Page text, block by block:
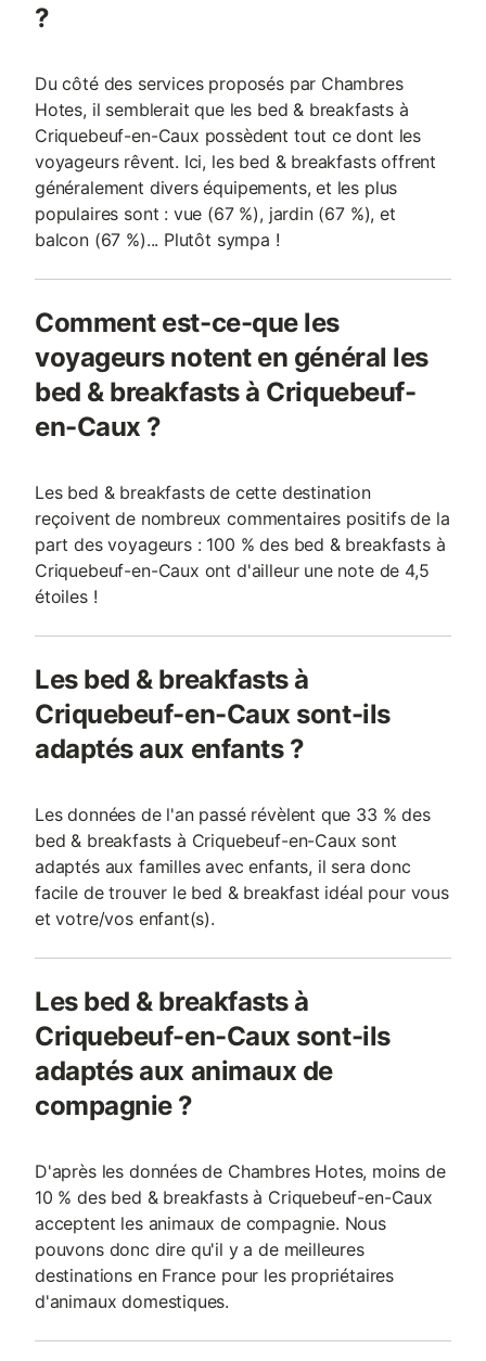
?
Du côté des services proposés par Chambres
Hotes, il semblerait que les bed & breakfasts à
Criquebeuf-en-Caux possèdent tout ce dont les
voyageurs rêvent. Ici, les bed & breakfasts offrent
généralement divers équipements, et les plus
populaires sont : vue (67 %), jardin (67 %), et
balcon (67 %)... Plutôt sympa !
Comment est-ce-que les
voyageurs notent en général les
bed & breakfasts à Criquebeuf-
en-Caux ?
Les bed & breakfasts de cette destination
reçoivent de nombreux commentaires positifs de la
part des voyageurs : 100 % des bed & breakfasts à
Criquebeuf-en-Caux ont d'ailleur une note de 4,5
étoiles !
Les bed & breakfasts à
Criquebeuf-en-Caux sont-ils
adaptés aux enfants ?
Les données de l'an passé révèlent que 33 % des
bed & breakfasts à Criquebeuf-en-Caux sont
adaptés aux familles avec enfants, il sera donc
facile de trouver le bed & breakfast idéal pour vous
et votre/vos enfant(s).
Les bed & breakfasts à
Criquebeuf-en-Caux sont-ils
adaptés aux animaux de
compagnie ?
D'après les données de Chambres Hotes, moins de
10 % des bed & breakfasts à Criquebeuf-en-Caux
acceptent les animaux de compagnie. Nous
pouvons donc dire qu'il y a de meilleures
destinations en France pour les propriétaires
d'animaux domestiques.